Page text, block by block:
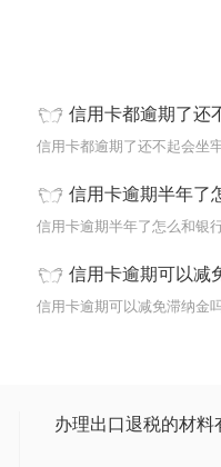
信用卡都逾期了还不
信用卡逾期半年了怎么
信用卡逾期可以减免滞